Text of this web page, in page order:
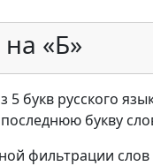
«Б»
букв русского
букву
фильтрации